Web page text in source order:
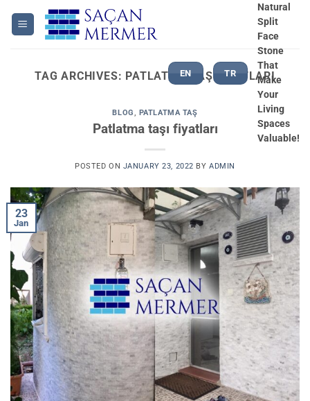
EN TR
Natural
Split
Face
Stone
That
Make
Your
Living
Spaces
Valuable!
TAG ARCHIVES: PATLATMA TAŞ FIYATLARI
BLOG, PATLATMA TAŞ
Patlatma taşı fiyatları
POSTED ON JANUARY 23, 2022 BY ADMIN
23
Jan